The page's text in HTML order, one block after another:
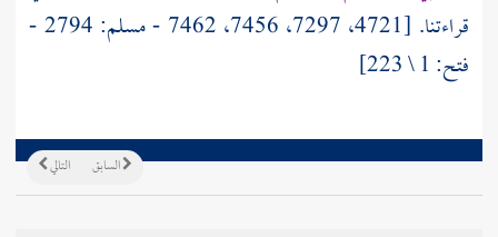
قراءتنا. [4721، 7297، 7456، 7462 - مسلم: 2794 -
فتح: 1 \ 223]
التالي السابق